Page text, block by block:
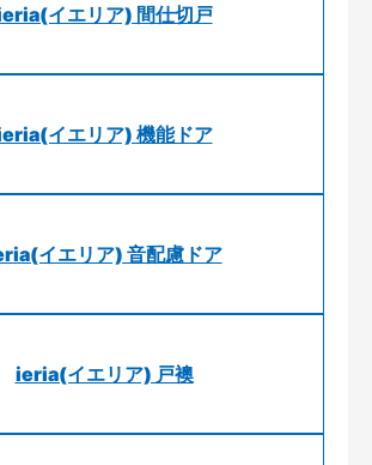
イエリア) 間仕切戸
イエリア) 機能ドア
イエリア) 音配慮ドア
ieria(イエリア) 戸襖